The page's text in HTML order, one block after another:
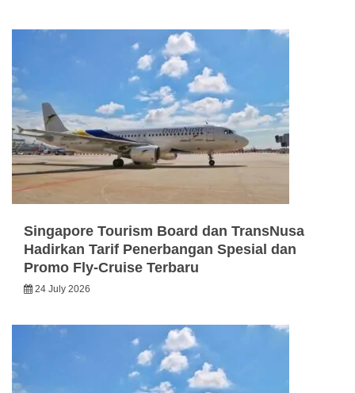
Singapore Tourism Board dan TransNusa
Hadirkan Tarif Penerbangan Spesial dan
Promo Fly-Cruise Terbaru
24 July 2026